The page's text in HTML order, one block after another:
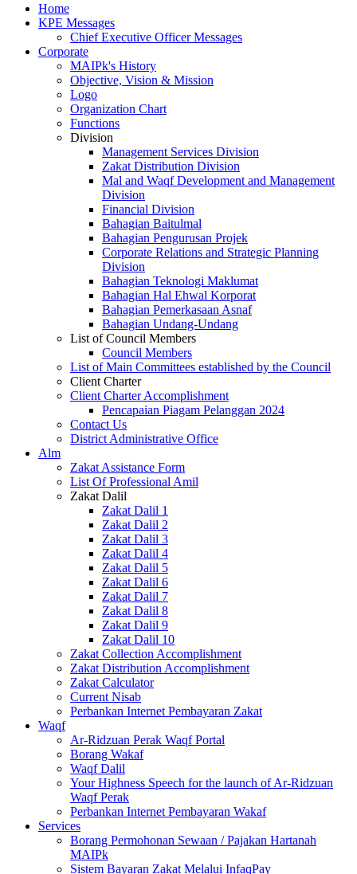
Home
KPE Messages
Chief Executive Officer Messages
Corporate
MAIPk's History
Objective, Vision & Mission
Logo
Organization Chart
Functions
Division
Management Services Division
Zakat Distribution Division
Mal and Waqf Development and Management
Division
Financial Division
Bahagian Baitulmal
Bahagian Pengurusan Projek
Corporate Relations and Strategic Planning
Division
Bahagian Teknologi Maklumat
Bahagian Hal Ehwal Korporat
Bahagian Pemerkasaan Asnaf
Bahagian Undang-Undang
List of Council Members
Council Members
List of Main Committees established by the Council
Client Charter
Client Charter Accomplishment
Pencapaian Piagam Pelanggan 2024
Contact Us
District Administrative Office
Alm
Zakat Assistance Form
List Of Professional Amil
Zakat Dalil
Zakat Dalil 1
Zakat Dalil 2
Zakat Dalil 3
Zakat Dalil 4
Zakat Dalil 5
Zakat Dalil 6
Zakat Dalil 7
Zakat Dalil 8
Zakat Dalil 9
Zakat Dalil 10
Zakat Collection Accomplishment
Zakat Distribution Accomplishment
Zakat Calculator
Current Nisab
Perbankan Internet Pembayaran Zakat
Waqf
Ar-Ridzuan Perak Waqf Portal
Borang Wakaf
Waqf Dalil
Your Highness Speech for the launch of Ar-Ridzuan
Waqf Perak
Perbankan Internet Pembayaran Wakaf
Services
Borang Permohonan Sewaan / Pajakan Hartanah
MAIPk
Sistem Bayaran Zakat Melalui InfaqPay